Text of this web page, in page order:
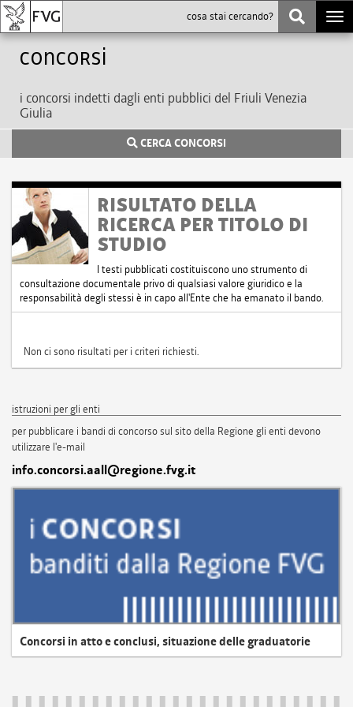
Concorsi
i concorsi indetti dagli enti pubblici del Friuli Venezia
Giulia
CERCA CONCORSI
RISULTATO DELLA
RICERCA PER TITOLO DI
STUDIO
I testi pubblicati costituiscono uno strumento di
consultazione documentale privo di qualsiasi valore giuridico e la
responsabilità degli stessi è in capo all'Ente che ha emanato il bando.
Non ci sono risultati per i criteri richiesti.
istruzioni per gli enti
per pubblicare i bandi di concorso sul sito della Regione gli enti devono
utilizzare l'e-mail
info.concorsi.aall@regione.fvg.it
Concorsi in atto e conclusi, situazione delle graduatorie